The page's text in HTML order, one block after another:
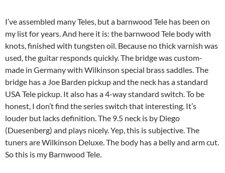
I’ve assembled many Teles, but a barnwood Tele has been on
my list for years. And here it is: the barnwood Tele body with
knots, finished with tungsten oil. Because no thick varnish was
used, the guitar responds quickly. The bridge was custom-
made in Germany with Wilkinson special brass saddles. The
bridge has a Joe Barden pickup and the neck has a standard
USA Tele pickup. It also has a 4-way standard switch. To be
honest, I don’t find the series switch that interesting. It’s
louder but lacks definition. The 9.5 neck is by Diego
(Duesenberg) and plays nicely. Yep, this is subjective. The
tuners are Wilkinson Deluxe. The body has a belly and arm cut.
So this is my Barnwood Tele.